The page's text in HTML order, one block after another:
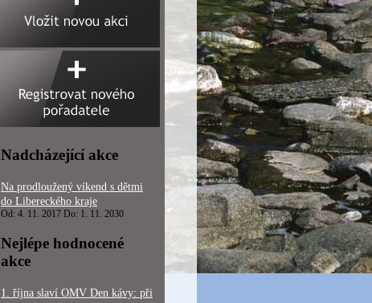
Nadcházející akce
Na prodloužený víkend s dětmi
do Libereckého kraje
Od: 4. 11. 2017 Do: 1. 11. 2030
Nejlépe hodnocené
akce
1. října slaví OMV Den kávy: při